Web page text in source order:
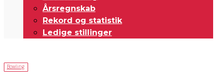
Årsregnskab
Rekord og statistik
Ledige stillinger
Bowling